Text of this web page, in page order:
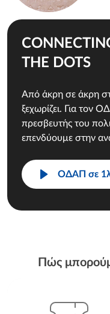
THE DOTS
Από άκρη σε άκρη
ξεχωρίζει. Για τον
πρεσβευτής του
επενδύουμε στην
ΟΔΑΠ σε
Πώς